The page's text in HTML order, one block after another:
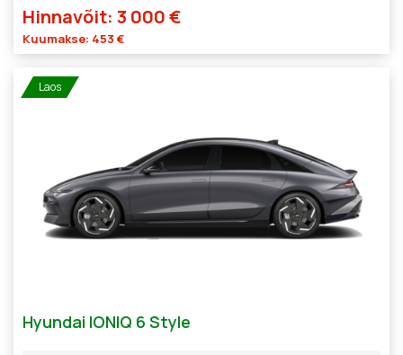
Hinnavõit: 3 000 €
Kuumakse: 453 €
Laos
Hyundai IONIQ 6 Style